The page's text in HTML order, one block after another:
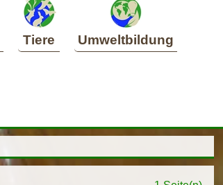
Tiere Umweltbildung